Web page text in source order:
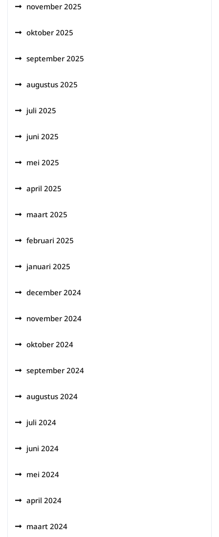
november 2025
oktober 2025
september 2025
augustus 2025
juli 2025
juni 2025
mei 2025
april 2025
maart 2025
februari 2025
januari 2025
december 2024
november 2024
oktober 2024
september 2024
augustus 2024
juli 2024
juni 2024
mei 2024
april 2024
maart 2024